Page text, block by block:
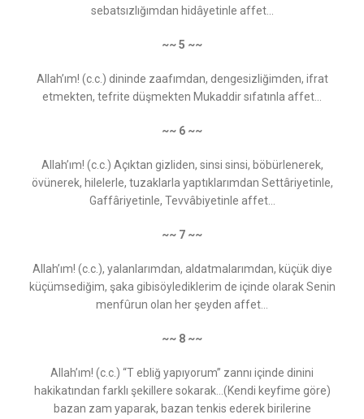
sebatsızlığımdan hidâyetinle affet...
~~ 5 ~~
Allah’ım! (c.c.) dininde zaafımdan, dengesizliğimden, ifrat
etmekten, tefrite düşmekten Mukaddir sıfatınla affet...
~~ 6 ~~
Allah’ım! (c.c.) Açıktan gizliden, sinsi sinsi, böbürlenerek,
övünerek, hilelerle, tuzaklarla yaptıklarımdan Settâriyetinle,
Gaffâriyetinle, Tevvâbiyetinle affet...
~~ 7 ~~
Allah’ım! (c.c.), yalanlarımdan, aldatmalarımdan, küçük diye
küçümsediğim, şaka gibisöylediklerim de içinde olarak Senin
menfûrun olan her şeyden affet...
~~ 8 ~~
Allah’ım! (c.c.) “T ebliğ yapıyorum” zannı içinde dinini
hakikatından farklı şekillere sokarak…(Kendi keyfime göre)
bazan zam yaparak, bazan tenkis ederek birilerine